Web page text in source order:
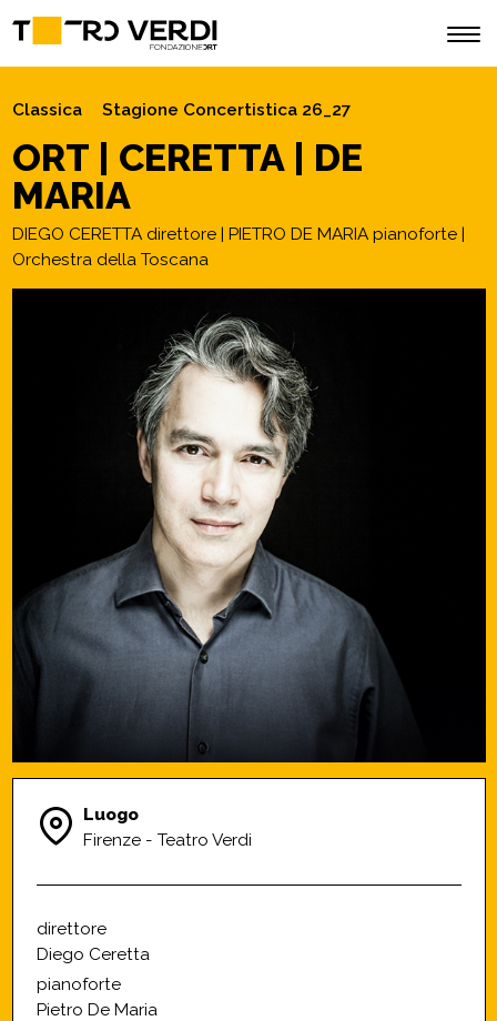
Classica Stagione Concertistica 26_27
ORT | CERETTA | DE
MARIA
DIEGO CERETTA direttore | PIETRO DE MARIA pianoforte |
Orchestra della Toscana
Luogo
Firenze - Teatro Verdi
direttore
Diego Ceretta
pianoforte
Pietro De Maria